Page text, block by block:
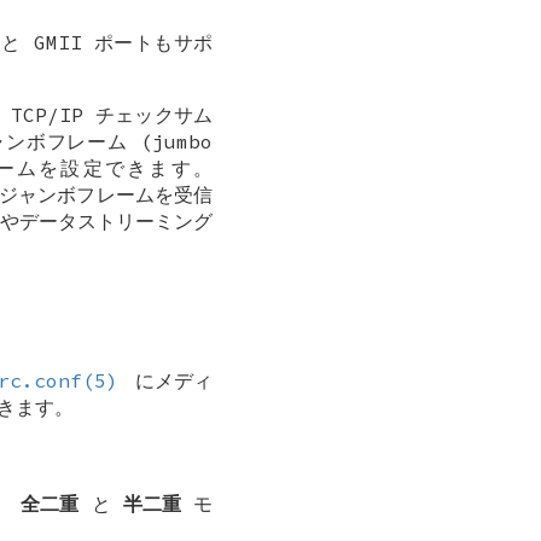
GMII ポートもサポ
TCP/IP チェックサム
ンボフレーム (jumbo
を設定できます。
ャンボフレームを受信
データストリーミング
rc.conf(5)
にメディ
す。
全二重 と 半二重モ